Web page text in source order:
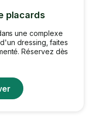
placards
une complexe
dressing, faites
Réservez dès